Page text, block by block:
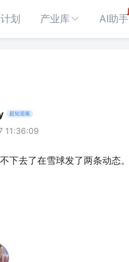
划 产业库 AI助手
超短追板
11:36:09
下去了在雪球发了两条动态。